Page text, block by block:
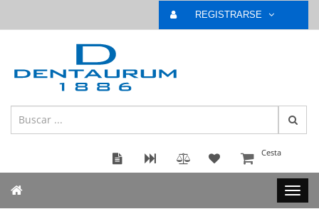
REGISTRARSE
Cesta